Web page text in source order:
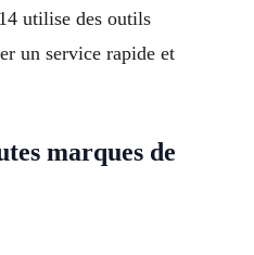
utilise des outils
un service rapide et
marques de